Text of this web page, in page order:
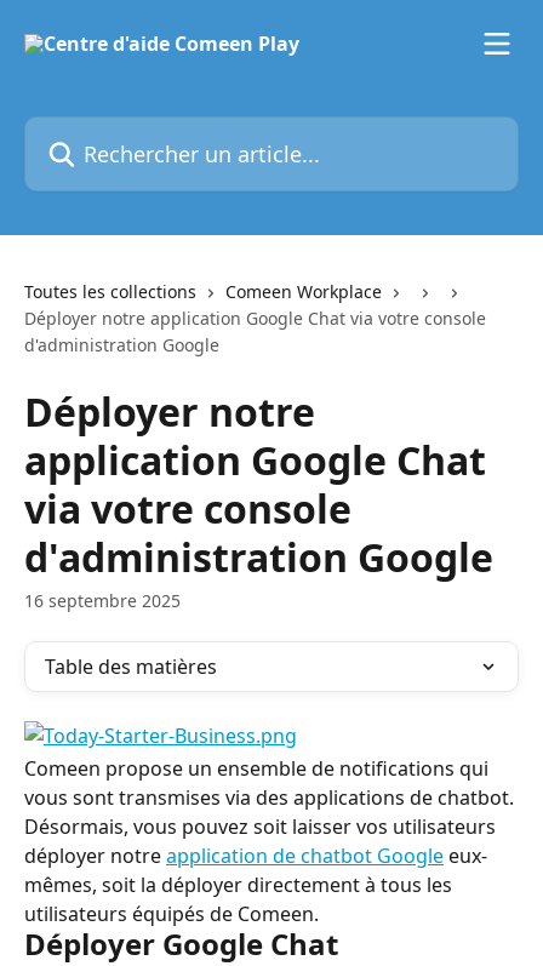
Rechercher un article...
Toutes les collections
Comeen Workplace
Déployer notre application Google Chat via votre console
d'administration Google
Déployer notre
application Google Chat
via votre console
d'administration Google
16 septembre 2025
Table des matières
Comeen propose un ensemble de notifications qui
vous sont transmises via des applications de chatbot.
Désormais, vous pouvez soit laisser vos utilisateurs
déployer notre application de chatbot Google eux-
mêmes, soit la déployer directement à tous les
utilisateurs équipés de Comeen.
Déployer Google Chat